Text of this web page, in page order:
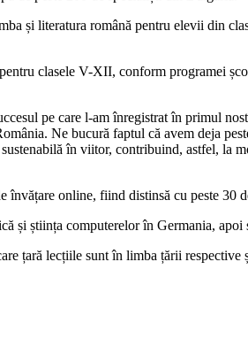
și literatura română pentru elevii din
clasele V-XII, conform programei
pe care l-am înregistrat în primul
Ne bucură faptul că avem deja
în viitor, contribuind, astfel, la
online, fiind distinsă cu peste 30
și știința computerelor în Germania,
țară lecțiile sunt în limba țării respective